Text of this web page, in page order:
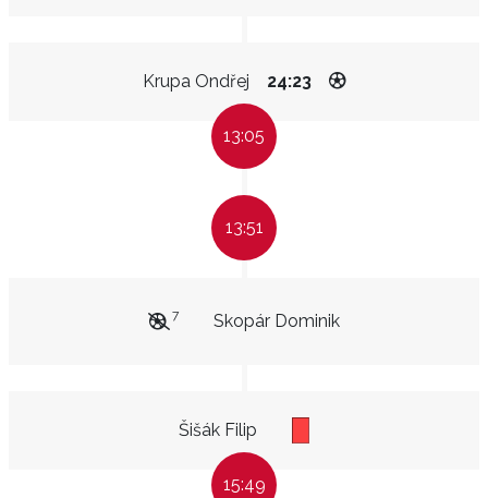
Krupa Ondřej 24:23
13:05
13:51
Skopár Dominik
7
Šišák Filip
15:49